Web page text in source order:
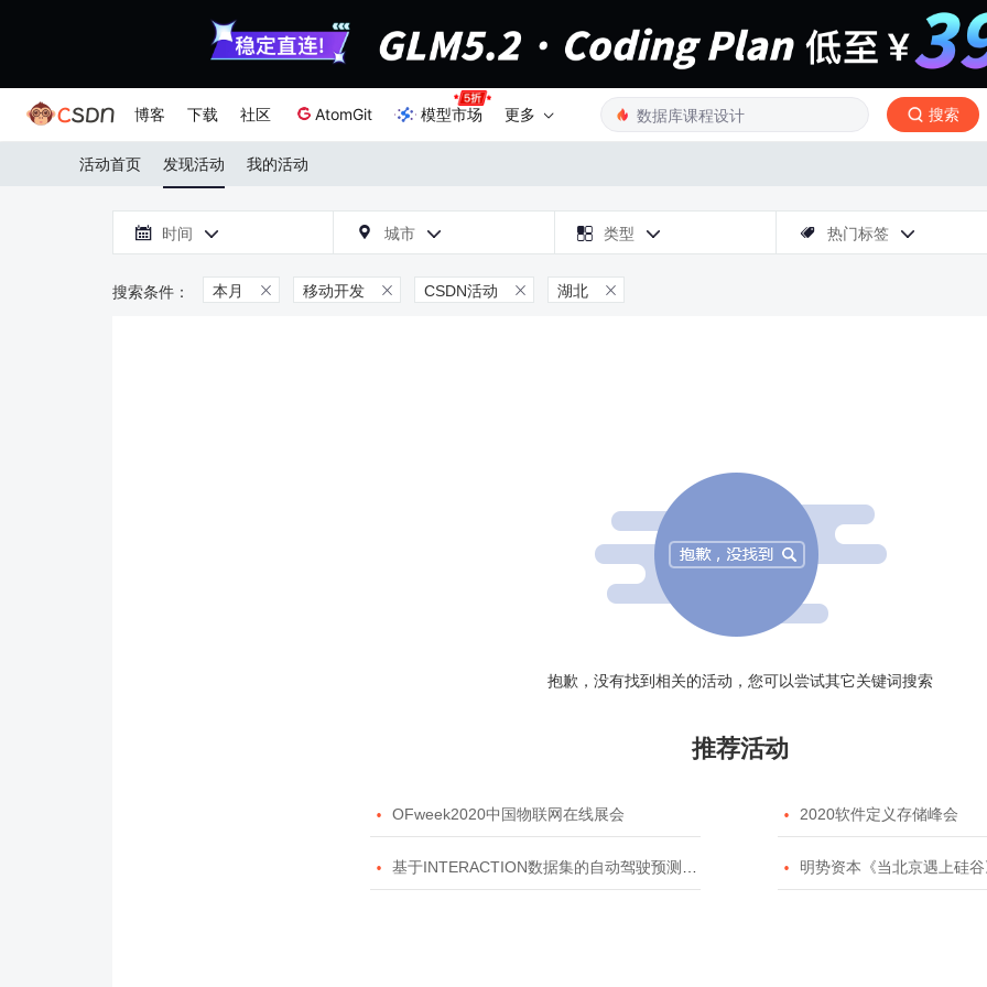
博客 下载 社区 AtomGit 模型市场 更多 搜索
活动首页 发现活动 我的活动
 时间   城市   类型   热门标签 
本月  移动开发  CSDN活动  湖北 
抱歉，没有找到相关的活动，您可以尝试其它关键词搜索
推荐活动
 OFweek2020中国物联网在线展会  2020软件定义存储峰会
 基于INTERACTION数据集的自动驾驶预测模型挑战赛  明势资本《当北京遇上硅谷》系列